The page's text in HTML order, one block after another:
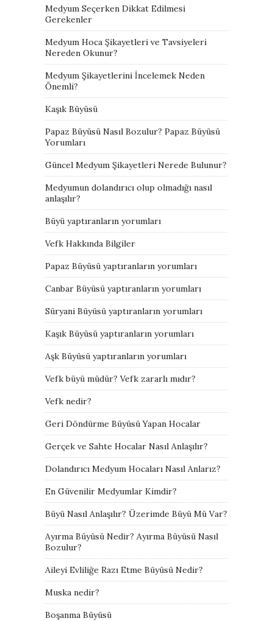
Medyum Seçerken Dikkat Edilmesi
Gerekenler
Medyum Hoca Şikayetleri ve Tavsiyeleri
Nereden Okunur?
Medyum Şikayetlerini İncelemek Neden
Önemli?
Kaşık Büyüsü
Papaz Büyüsü Nasıl Bozulur? Papaz Büyüsü
Yorumları
Güncel Medyum Şikayetleri Nerede Bulunur?
Medyumun dolandırıcı olup olmadığı nasıl
anlaşılır?
Büyü yaptıranların yorumları
Vefk Hakkında Bilgiler
Papaz Büyüsü yaptıranların yorumları
Canbar Büyüsü yaptıranların yorumları
Süryani Büyüsü yaptıranların yorumları
Kaşık Büyüsü yaptıranların yorumları
Aşk Büyüsü yaptıranların yorumları
Vefk büyü müdür? Vefk zararlı mıdır?
Vefk nedir?
Geri Döndürme Büyüsü Yapan Hocalar
Gerçek ve Sahte Hocalar Nasıl Anlaşılır?
Dolandırıcı Medyum Hocaları Nasıl Anlarız?
En Güvenilir Medyumlar Kimdir?
Büyü Nasıl Anlaşılır? Üzerimde Büyü Mü Var?
Ayırma Büyüsü Nedir? Ayırma Büyüsü Nasıl
Bozulur?
Aileyi Evliliğe Razı Etme Büyüsü Nedir?
Muska nedir?
Boşanma Büyüsü